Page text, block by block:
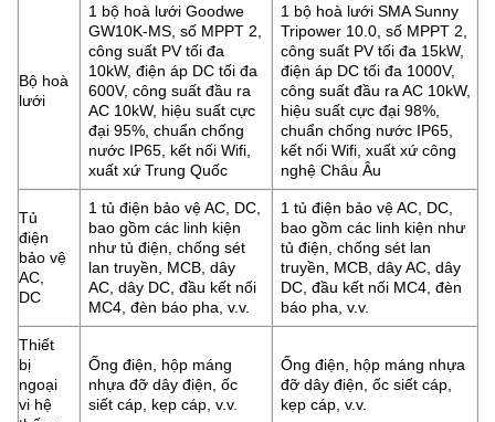
Bộ hoà
lưới
1 bộ hoà lưới Goodwe
GW10K-MS, số MPPT 2,
công suất PV tối đa
10kW, điện áp DC tối đa
600V, công suất đầu ra
AC 10kW, hiệu suất cực
đại 95%, chuẩn chống
nước IP65, kết nối Wifi,
xuất xứ Trung Quốc
1 bộ hoà lưới SMA Sunny
Tripower 10.0, số MPPT 2,
công suất PV tối đa 15kW,
điện áp DC tối đa 1000V,
công suất đầu ra AC 10kW,
hiệu suất cực đại 98%,
chuẩn chống nước IP65,
kết nối Wifi, xuất xứ công
nghệ Châu Âu
Tủ
điện
bảo vệ
AC,
DC
1 tủ điện bảo vệ AC, DC,
bao gồm các linh kiện
như tủ điện, chống sét
lan truyền, MCB, dây
AC, dây DC, đầu kết nối
MC4, đèn báo pha, v.v.
1 tủ điện bảo vệ AC, DC,
bao gồm các linh kiện như
tủ điện, chống sét lan
truyền, MCB, dây AC, dây
DC, đầu kết nối MC4, đèn
báo pha, v.v.
Thiết
bị
ngoại
vi hệ
Ống điện, hộp máng
nhựa đỡ dây điện, ốc
siết cáp, kẹp cáp, v.v.
Ống điện, hộp máng nhựa
đỡ dây điện, ốc siết cáp,
kẹp cáp, v.v.